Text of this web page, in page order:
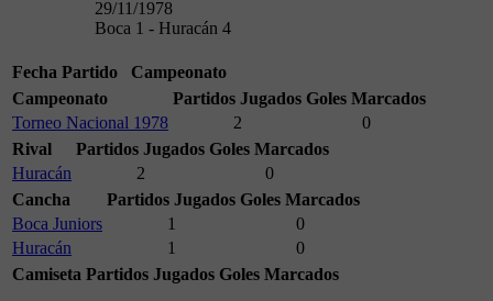
29/11/1978
Boca 1 - Huracán 4
Fecha Partido
Campeonato
Campeonato
Partidos Jugados Goles Marcados
Torneo Nacional 1978
2
0
Rival
Partidos Jugados Goles Marcados
Huracán
2
0
Cancha
Partidos Jugados Goles Marcados
Boca Juniors
1
0
Huracán
1
0
Camiseta Partidos Jugados Goles Marcados